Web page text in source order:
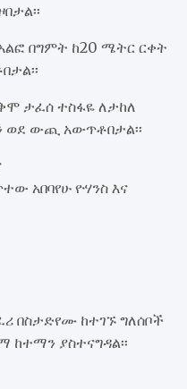
በግምት ከ20 ሜትር ርቀት
ታፈሰ ተስፋዬ ለታከለ
ወደ ውጪ አውጥቶበታል፡፡
አበባየሁ ዮሃንስ እና
በስታድየሙ ከተገኙ ግለሰቦች
ከተማን ያስተናግዳል፡፡